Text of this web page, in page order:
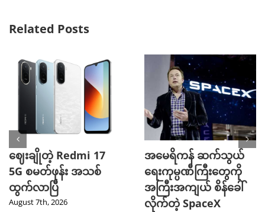
Related Posts
ဈေးချိုတဲ့ Redmi 17
5G စမတ်ဖုန်း အသစ်
ထွက်လာပြီ
August 7th, 2026
အမေရိကန် ဆက်သွယ်
ရေးကုမ္ပဏီကြီးတွေကို
အကြီးအကျယ် စိန်ခေါ်
လိုက်တဲ့ SpaceX